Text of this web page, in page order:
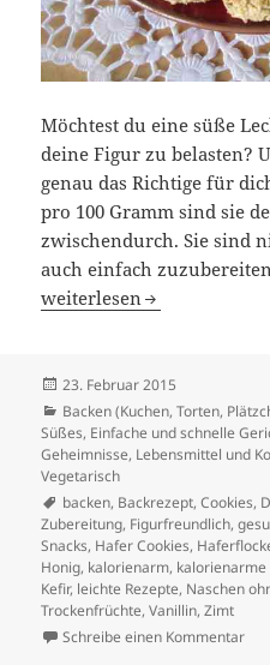
Möchtest du eine süße
deine Figur zu belasten?
genau das Richtige für
pro 100 Gramm sind sie
zwischendurch. Sie sind
auch einfach
Hafer Cookies für die
weiterlesen
Veröffentlicht
am
23. Februar 2015
Kategorien
Backen (Kuchen, Torten,
Süßes, Einfache und schnelle
Geheimnisse, Lebensmittel und
Vegetarisch
Schlagwörter
backen, Backrezept,Cookies,
Zubereitung, Figurfreundlich,
Snacks, Hafer Cookies,
Honig, kalorienarm, kalorienarme
Kefir, leichte Rezepte, Naschen
Trockenfrüchte,Vanillin,Zimt
Schreibe einen Kommentarzu